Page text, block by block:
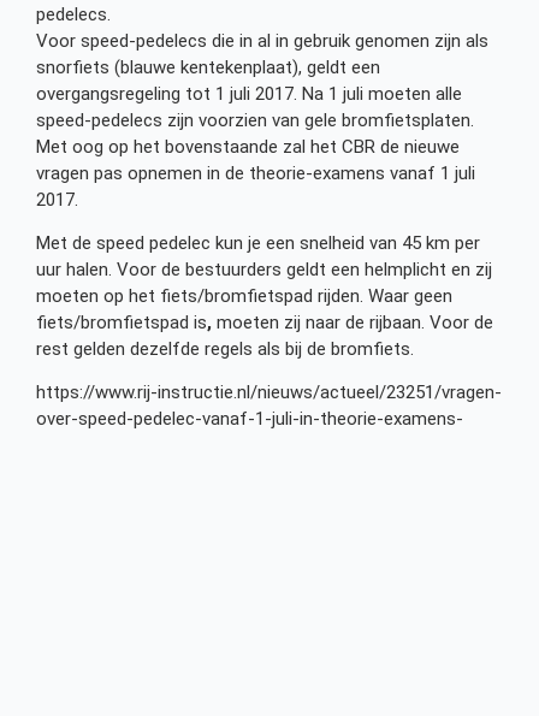
pedelecs.
Voor speed-pedelecs die in al in gebruik genomen zijn als
snorfiets (blauwe kentekenplaat), geldt een
overgangsregeling tot 1 juli 2017. Na 1 juli moeten alle
speed-pedelecs zijn voorzien van gele bromfietsplaten.
Met oog op het bovenstaande zal het CBR de nieuwe
vragen pas opnemen in de theorie-examens vanaf 1 juli
2017.
Met de speed pedelec kun je een snelheid van 45 km per
uur halen. Voor de bestuurders geldt een helmplicht en zij
moeten op het fiets/bromfietspad rijden. Waar geen
fiets/bromfietspad is, moeten zij naar de rijbaan. Voor de
rest gelden dezelfde regels als bij de bromfiets.
https://www.rij-instructie.nl/nieuws/actueel/23251/vragen-
over-speed-pedelec-vanaf-1-juli-in-theorie-examens-